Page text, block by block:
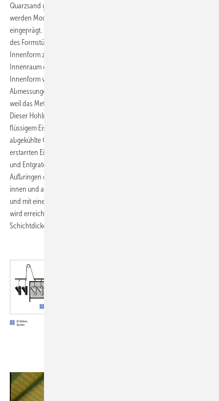
Quarzsand gefüllt, der mit Bindemittel gemischt ist. In dem Sand
werden Modellplatten der Formstückhälften unter hohem Druck
eingeprägt. So entsteht eine Gießform, die den Außenabmessungen
des Formstückes entspricht. Da Formstücke Hohlkörper sind, wird als
Innenform zwischen Ober- und Unterkasten ein Kern gelegt, der den
Innenraum des Formstückes ausmacht. Der zwischen Außen- und
Innenform verbleibende Hohlraum entspricht etwa den
Abmessungen des Formstückes – er ist ein wenig größer bemessen,
weil das Metall beim Abkühlen schwindet, also geringfügig schrumpft.
Dieser Hohlraum wird über den Gusstrichter und Eingusskanäle mit
flüssigem Eisen gefüllt. Nach dem Entleeren der Gießform wird das
abgekühlte Gussstück vom Formsand, den Kernresten und den
erstarrten Eisenteilen des Eingusssystems befreit. Nach dem Putzen
und Entgraten in der Abstrahlkammer und in der Schleiferei, folgt das
Aufbringen der Beschichtung. PAM-GLOBAL-Formstücke werden
innen und außen im kataphoretischen Tauchverfahren phosphatiert
und mit einer Epoxid-Deckschicht versehen. Mit dem Tauchverfahren
wird erreicht, dass auch an den Kanten der Formstücke eine
Schichtdicke von 70 μm gegeben ist.